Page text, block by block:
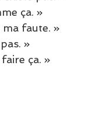
ça. »
ma faute. »
»
ça. »